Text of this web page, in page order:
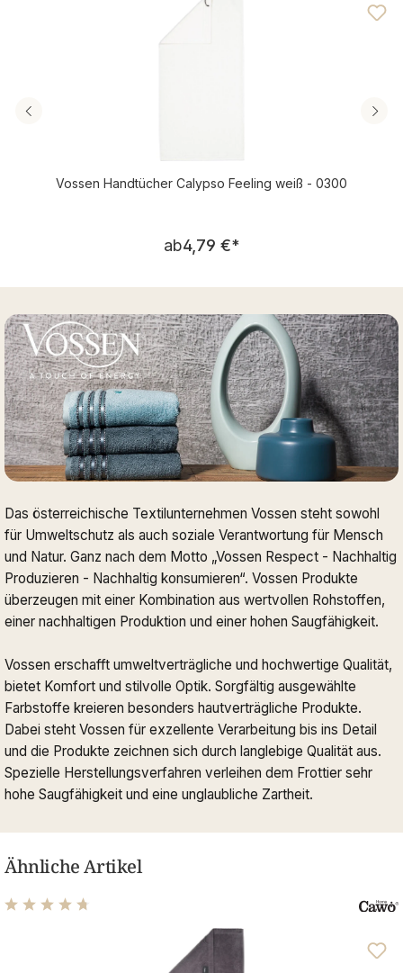
Vossen Handtücher Calypso Feeling weiß - 0300
Regulärer Preis:
ab4,79 €*
Das österreichische Textilunternehmen Vossen steht sowohl
für Umweltschutz als auch soziale Verantwortung für Mensch
und Natur. Ganz nach dem Motto „Vossen Respect - Nachhaltig
Produzieren - Nachhaltig konsumieren“. Vossen Produkte
überzeugen mit einer Kombination aus wertvollen Rohstoffen,
einer nachhaltigen Produktion und einer hohen Saugfähigkeit.
Vossen erschafft umweltverträgliche und hochwertige Qualität,
bietet Komfort und stilvolle Optik. Sorgfältig ausgewählte
Farbstoffe kreieren besonders hautverträgliche Produkte.
Dabei steht Vossen für exzellente Verarbeitung bis ins Detail
und die Produkte zeichnen sich durch langlebige Qualität aus.
Spezielle Herstellungsverfahren verleihen dem Frottier sehr
hohe Saugfähigkeit und eine unglaubliche Zartheit.
Ähnliche Artikel
Durchschnittliche Bewertung von 4.76 von 5 Sternen